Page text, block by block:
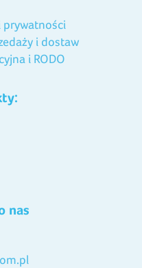
prywatności
i dostaw
i RODO
nas